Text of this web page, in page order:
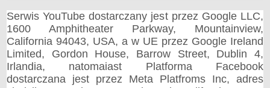
Serwis YouTube dostarczany jest przez Google LLC,
1600 Amphitheater Parkway, Mountainview,
California 94043, USA, a w UE przez Google Ireland
Limited, Gordon House, Barrow Street, Dublin 4,
Irlandia, natomaiast Platforma Facebook
dostarczana jest przez Meta Platfroms Inc, adres